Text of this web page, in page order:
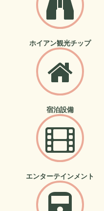
ホイアン観光チップ
宿泊設備
エンターテインメント